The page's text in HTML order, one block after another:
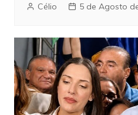
Célio 5 de Agosto